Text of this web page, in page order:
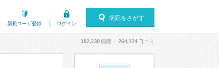
新規ユーザ登録 ログイン
病院をさがす
182,230病院・ 264,124 口コミ